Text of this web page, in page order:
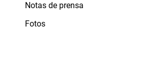
Notas de prensa
Fotos